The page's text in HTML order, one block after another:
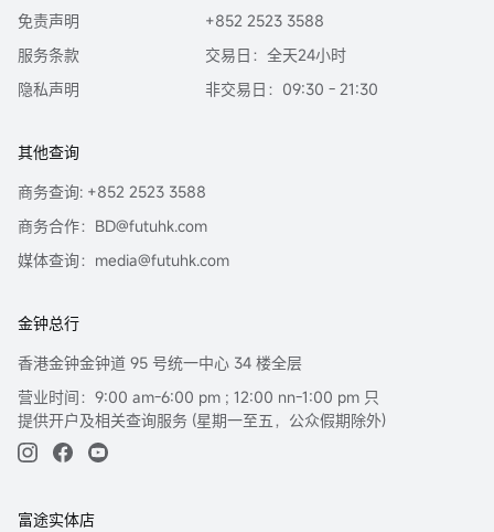
接或间接，所收取之报酬没有任何部份是与他/她在本报告所表达之特别推荐或
分析员确认分析员本人及其有联系者均没有在研究报告发出前30 日内及在研究
报告发出后3个营业日内交易报告内所述的上市法团及其相关证券。
报告作者为香港证监会持牌人士，分析员本人或其有联系者并未担任本研究报
本报告中，富途证券并无持有该上市公司市值的1％或以上的任何财务权益，在
过去12个月内与该公司并无投资银行关系。本公司员工均非该上市公司的雇
员。
法则，规定，或其它注册或发牌的规例。本报告不是旨在向该等司法管辖区或
国家的任何人或实体分发或由其使用。
此处包含的信息是基于富途证券认为之准确的来源。富途证券（或其附属公司
或员工）可能在相关投资产品中拥有头寸及交易。 富途集团及/或相关人士对投
资者因使用本报告或依赖其所载资讯而引起的一切可能损失，概不承担任何法
律责任。
明。
免责声明
服务条款
隐私声明
+852 2523 3588
交易日：全天24小时
非交易日：09:30 - 21:30
其他查询
商务查询: +852 2523 3588
商务合作：BD@futuhk.com
媒体查询：media@futuhk.com
金钟总行
香港金钟金钟道 95 号统一中心 34 楼全层
营业时间：9:00 am-6:00 pm ; 12:00 nn-1:00 pm 只
提供开户及相关查询服务 (星期一至五，公众假期除外)
富途实体店